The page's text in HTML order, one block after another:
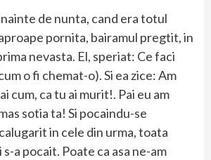
de nunta, cand era totul
pornita, bairamul pregtit, in
nevasta. El, speriat: Ce faci
o fi chemat-o). Si ea zice: Am
cum, ca tu ai murit!. Pai eu am
sotia ta! Si pocaindu-se
in cele din urma, toata
a pocait. Poate ca asa ne-am